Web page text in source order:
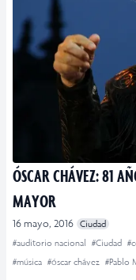
ÓSCAR CHÁVEZ: 81
MAYOR
16 mayo, 2016 Ciudad
#auditorio nacional #Ciudad
#música #óscar chávez #Pablo